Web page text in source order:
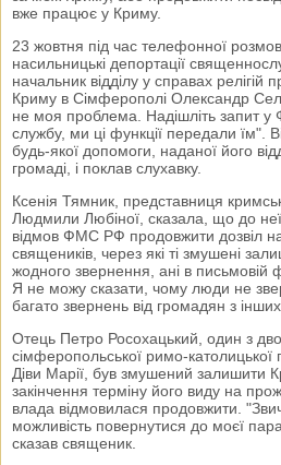
вже працює у Криму.
23 жовтня під час телефонної
насильницькі депортації
начальник відділу у справах релігій
Криму в Сімферополі Олександр
не моя проблема. Надішліть запит у
службу, ми ці функції передали їм".
будь-якої допомоги, наданої його
громаді, і поклав слухавку.
Ксенія Тямник, представниця
Людмили Любіної, сказала, що до
відмов ФМС РФ продовжити дозвіл
священиків, через які ті змушені
жодного звернення, ані в письмовій
Я не можу сказати, чому люди не
багато звернень від громадян з
Отець Петро Росохацький, один з
сімферопольської римо-католицької
Діви Марії, був змушений залишити
закінчення терміну його виду на
влада відмовилася продовжити.
можливість повернутися до моєї
сказав священик.